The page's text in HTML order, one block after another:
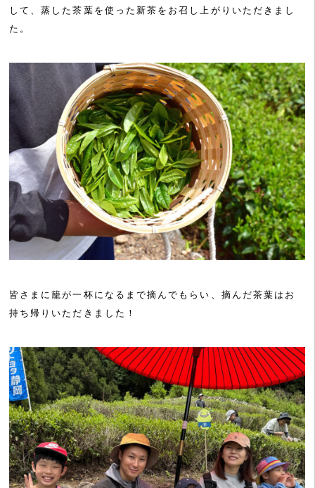
して、蒸した茶葉を使った新茶をお召し上がりいただきまし
た。
皆さまに籠が一杯になるまで摘んでもらい、摘んだ茶葉はお
持ち帰りいただきました！